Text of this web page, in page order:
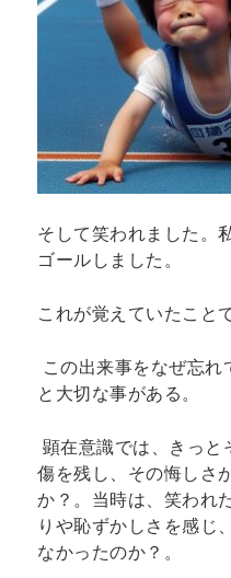
そして笑われました。
ゴールしました。
これが覚えていたこと
この出来事をなぜ忘れ
と大切な事がある。
顕在意識では、きっと
傷を残し、その悔しさ
か？。当時は、笑われ
りや恥ずかしさを感じ
なかったのか？。